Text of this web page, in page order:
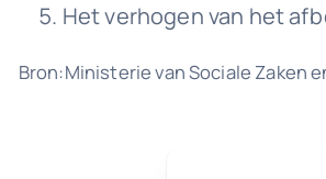
Het verhogen van het
Bron:Ministerie van Sociale Zaken